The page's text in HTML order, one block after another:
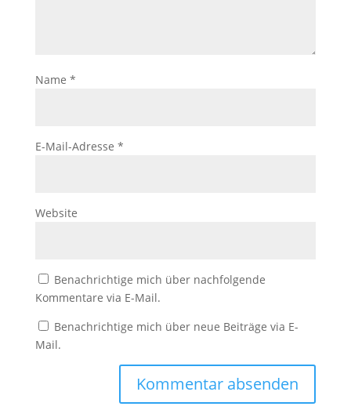
Name *
E-Mail-Adresse *
Website
Benachrichtige mich über nachfolgende
Kommentare via E-Mail.
Benachrichtige mich über neue Beiträge via E-
Mail.